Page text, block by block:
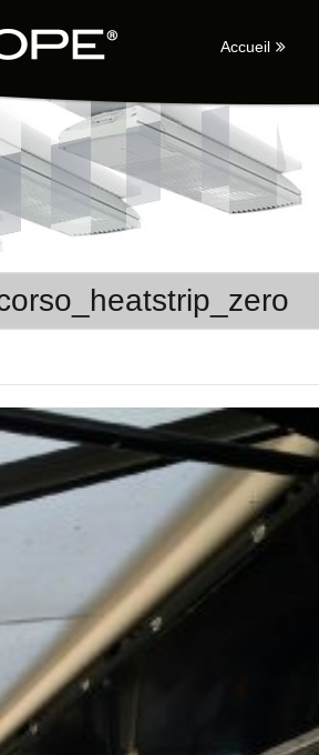
Accueil